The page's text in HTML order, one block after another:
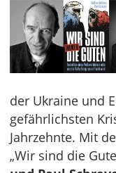
der Ukraine und
gefährlichsten
Jahrzehnte. Mit
„Wir sind die